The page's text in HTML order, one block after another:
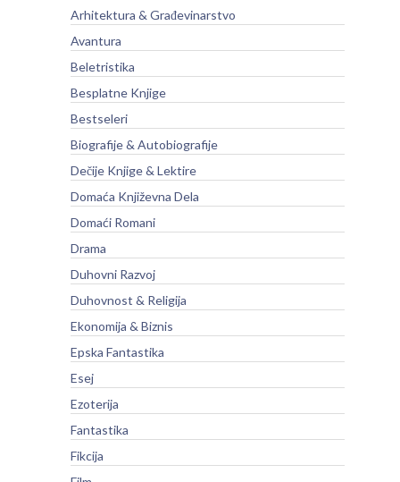
Arhitektura & Građevinarstvo
Avantura
Beletristika
Besplatne Knjige
Bestseleri
Biografije & Autobiografije
Dečije Knjige & Lektire
Domaća Književna Dela
Domaći Romani
Drama
Duhovni Razvoj
Duhovnost & Religija
Ekonomija & Biznis
Epska Fantastika
Esej
Ezoterija
Fantastika
Fikcija